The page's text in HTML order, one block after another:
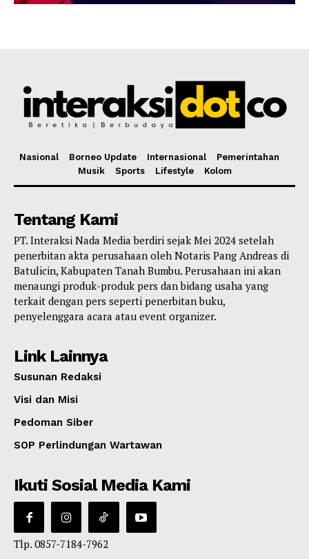
Nasional Borneo Update Internasional
Pemerintahan
Musik
Sports Lifestyle Kolom
Tentang Kami
PT. Interaksi Nada Media berdiri sejak Mei 2024 setelah
penerbitan akta perusahaan oleh Notaris Pang Andreas di
Batulicin, Kabupaten Tanah Bumbu. Perusahaan ini akan
menaungi produk-produk pers dan bidang usaha yang
terkait dengan pers seperti penerbitan buku,
penyelenggara acara atau event organizer.
Link Lainnya
Susunan Redaksi
Visi dan Misi
Pedoman Siber
SOP Perlindungan Wartawan
Ikuti Sosial Media Kami
Tlp. 0857-7184-7962